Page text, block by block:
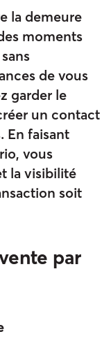
la demeure
moments
de vous
garder le
un contact
En faisant
vous
la visibilité
soit
par